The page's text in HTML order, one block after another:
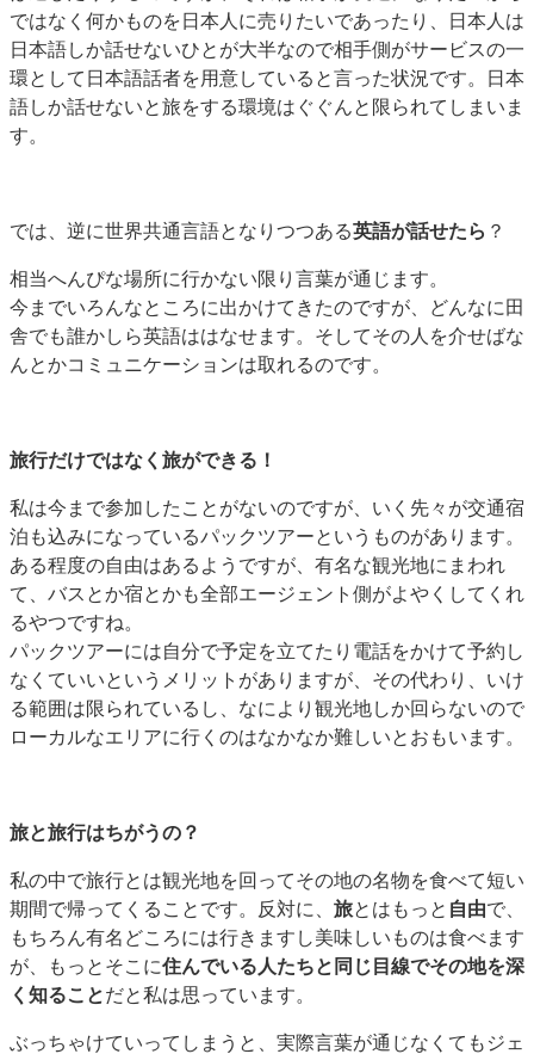
ではなく何かものを日本人に売りたいであったり、日本人は
日本語しか話せないひとが大半なので相手側がサービスの一
環として日本語話者を用意していると言った状況です。日本
語しか話せないと旅をする環境はぐぐんと限られてしまいま
す。
では、逆に世界共通言語となりつつある英語が話せたら ？
相当へんぴな場所に行かない限り言葉が通じます。
今までいろんなところに出かけてきたのですが、どんなに田
舎でも誰かしら英語ははなせます。そしてその人を介せばな
んとかコミュニケーションは取れるのです。
旅行だけではなく旅ができる！
私は今まで参加したことがないのですが、いく先々が交通宿
泊も込みになっているパックツアーというものがあります。
ある程度の自由はあるようですが、有名な観光地にまわれ
て、バスとか宿とかも全部エージェント側がよやくしてくれ
るやつですね。
パックツアーには自分で予定を立てたり電話をかけて予約し
なくていいというメリットがありますが、その代わり、いけ
る範囲は限られているし、なにより観光地しか回らないので
ローカルなエリアに行くのはなかなか難しいとおもいます。
旅と旅行はちがうの？
私の中で旅行とは観光地を回ってその地の名物を食べて短い
期間で帰ってくることです。反対に、 旅とはもっと 自由で、
もちろん有名どころには行きますし美味しいものは食べます
が、もっとそこに住んでいる人たちと同じ目線でその地を深
く知ることだと私は思っています。
ぶっちゃけていってしまうと、実際言葉が通じなくてもジェ